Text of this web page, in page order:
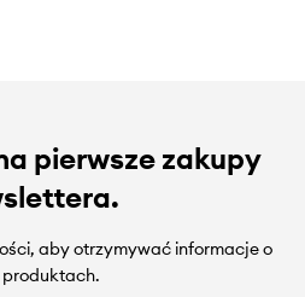
pierwsze zakupy
aby otrzymywać informacje o